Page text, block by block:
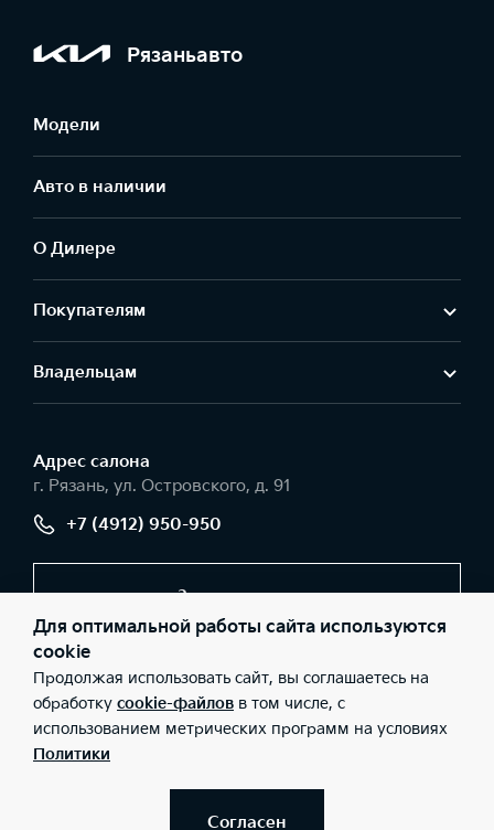
Рязаньавто
Модели
Авто в наличии
О Дилере
Покупателям
Владельцам
Адрес салонa
г. Рязань, ул. Островского, д. 91
+7 (4912) 950-950
Заказать звонок
© 2026 Юридические лица ООО «РЯЗАНЬАВТО» (Фактический
адрес: г. Рязань, ул. Островского, д. 91; Телефон: +7 (4912) 950-
950; ИНН: 6228001789; ОГРН: 1026200957188), ООО «Киа
Россия и СНГ» (Фактический адрес: г.Москва, Валовая 26;
Телефон: 8 800 301 08 80; ИНН: 7728674093; ОГРН:
5087746291760) ведут деятельность на территории РФ в
соответствующих моделях и комплектациях и их наличии, ценах,
Для оптимальной работы сайта используются
cookie
Продолжая использовать сайт, вы соглашаетесь на
обработку cookie-файлов в том числе, с
использованием метрических программ на условиях
Политики
Согласен